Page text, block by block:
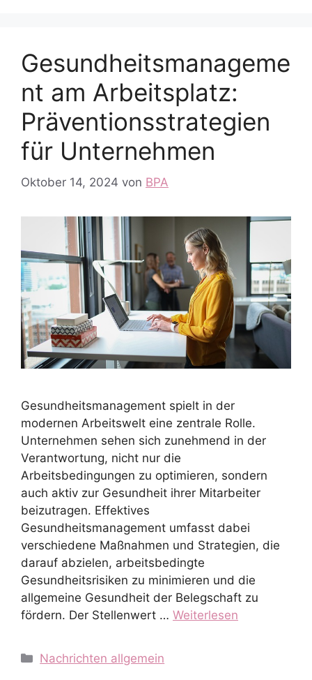
Gesundheitsmanageme
nt am Arbeitsplatz:
Präventionsstrategien
für Unternehmen
Oktober 14, 2024 von BPA
Gesundheitsmanagement spielt in der
modernen Arbeitswelt eine zentrale Rolle.
Unternehmen sehen sich zunehmend in der
Verantwortung, nicht nur die
Arbeitsbedingungen zu optimieren, sondern
auch aktiv zur Gesundheit ihrer Mitarbeiter
beizutragen. Effektives
Gesundheitsmanagement umfasst dabei
verschiedene Maßnahmen und Strategien, die
darauf abzielen, arbeitsbedingte
Gesundheitsrisiken zu minimieren und die
allgemeine Gesundheit der Belegschaft zu
fördern. Der Stellenwert … Weiterlesen
Kategorien
Nachrichten allgemein